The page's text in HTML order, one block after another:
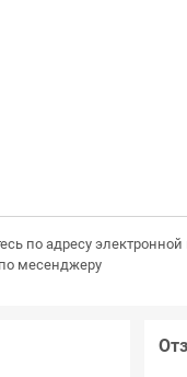
по адресу электронной
месенджеру